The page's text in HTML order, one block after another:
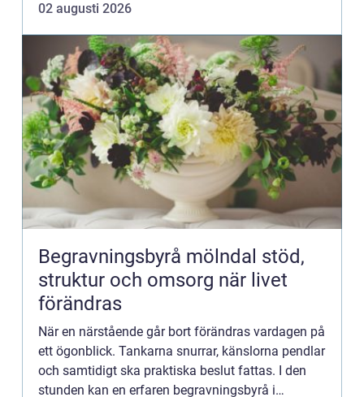
länge, tål...
02 augusti 2026
Begravningsbyrå mölndal stöd,
struktur och omsorg när livet
förändras
När en närstående går bort förändras vardagen på
ett ögonblick. Tankarna snurrar, känslorna pendlar
och samtidigt ska praktiska beslut fattas. I den
stunden kan en erfaren begravningsbyrå i